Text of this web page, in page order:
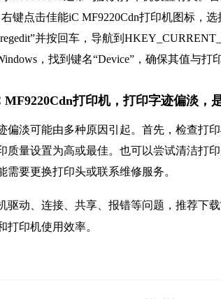
键点击佳能iC MF9220Cdn打印机图标，
并按回车，导航到
，找到键名“Device”，确保其值与
打印机，打印字迹偏淡，
偏淡可能由多种原因引起。首先，检查打
质量设置为高或最佳。也可以尝试清洁打
需要更换打印头或联系维修服务。
驱动、连接、共享、报错等问题，推荐下载
印机使用效率。